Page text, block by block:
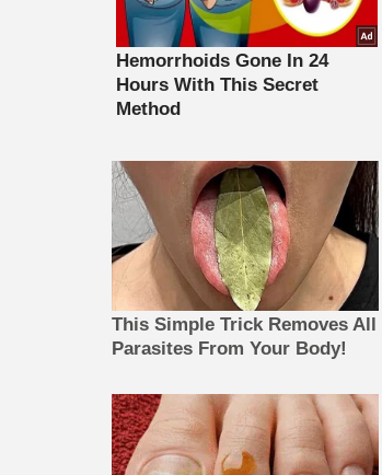
This Simple Trick Removes All
Parasites From Your Body!